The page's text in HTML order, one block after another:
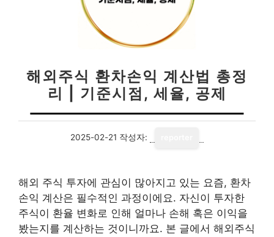
해외주식 환차손익 계산법 총정
리 | 기준시점, 세율, 공제
2025-02-21 작성자:
해외 주식 투자에 관심이 많아지고 있는 요즘, 환차
손익 계산은 필수적인 과정이에요. 자신이 투자한
주식이 환율 변화로 인해 얼마나 손해 혹은 이익을
봤는지를 계산하는 것이니까요. 본 글에서 해외주식